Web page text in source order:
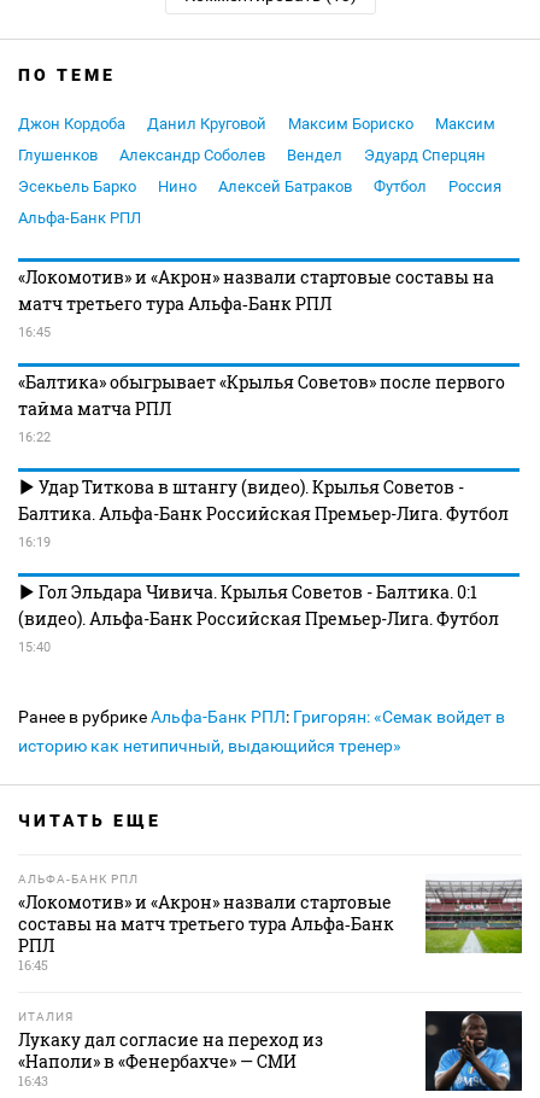
ПО ТЕМЕ
Джон Кордоба Данил Круговой Максим Бориско
Максим
Глушенков
Александр Соболев Вендел
Эдуард Сперцян
Эсекьель Барко
Нино Алексей Батраков Футбол
Россия
Альфа-Банк РПЛ
«Локомотив» и «Акрон» назвали стартовые составы на
матч третьего тура Альфа‑Банк РПЛ
16:45
«Балтика» обыгрывает «Крылья Советов» после первого
тайма матча РПЛ
16:22
Удар Титкова в штангу (видео). Крылья Советов -
Балтика. Альфа-Банк Российская Премьер-Лига. Футбол
16:19
Гол Эльдара Чивича. Крылья Советов - Балтика. 0:1
(видео). Альфа-Банк Российская Премьер-Лига. Футбол
15:40
Ранее в рубрикеАльфа-Банк РПЛ: Григорян: «Семак войдет в
историю как нетипичный, выдающийся тренер»
ЧИТАТЬ ЕЩЕ
АЛЬФА-БАНК РПЛ
«Локомотив» и «Акрон» назвали стартовые
составы на матч третьего тура Альфа‑Банк
РПЛ
16:45
ИТАЛИЯ
Лукаку дал согласие на переход из
«Наполи» в «Фенербахче» — СМИ
16:43